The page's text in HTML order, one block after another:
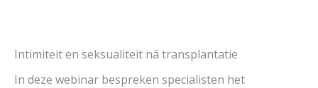
Intimiteit en seksualiteit ná transplantatie
In deze webinar bespreken specialisten het